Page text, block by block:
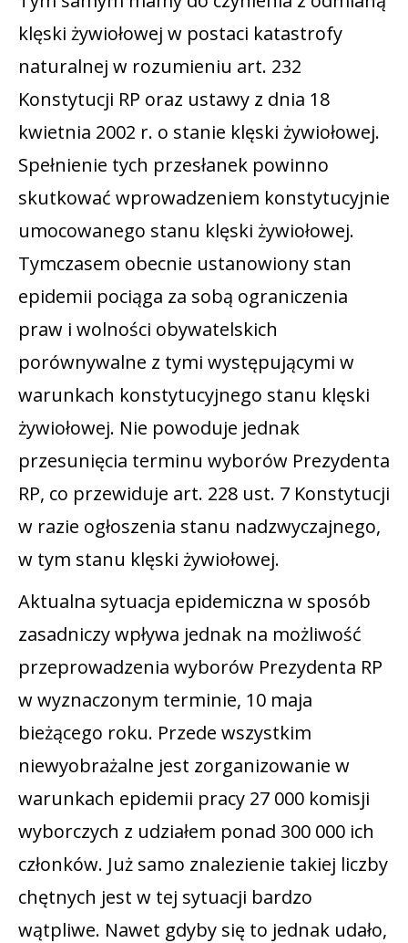
klęski żywiołowej w postaci katastrofy
naturalnej w rozumieniu art. 232
Konstytucji RP oraz ustawy z dnia 18
kwietnia 2002 r. o stanie klęski żywiołowej.
Spełnienie tych przesłanek powinno
skutkować wprowadzeniem konstytucyjnie
umocowanego stanu klęski żywiołowej.
Tymczasem obecnie ustanowiony stan
epidemii pociąga za sobą ograniczenia
praw i wolności obywatelskich
porównywalne z tymi występującymi w
warunkach konstytucyjnego stanu klęski
żywiołowej. Nie powoduje jednak
przesunięcia terminu wyborów Prezydenta
RP, co przewiduje art. 228 ust. 7 Konstytucji
w razie ogłoszenia stanu nadzwyczajnego,
w tym stanu klęski żywiołowej.
Aktualna sytuacja epidemiczna w sposób
zasadniczy wpływa jednak na możliwość
przeprowadzenia wyborów Prezydenta RP
w wyznaczonym terminie, 10 maja
bieżącego roku. Przede wszystkim
niewyobrażalne jest zorganizowanie w
warunkach epidemii pracy 27 000 komisji
wyborczych z udziałem ponad 300 000 ich
członków. Już samo znalezienie takiej liczby
chętnych jest w tej sytuacji bardzo
wątpliwe. Nawet gdyby się to jednak udało,